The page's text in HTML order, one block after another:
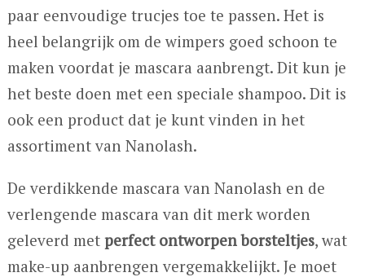
paar eenvoudige trucjes toe te passen. Het is
heel belangrijk om de wimpers goed schoon te
maken voordat je mascara aanbrengt. Dit kun je
het beste doen met een speciale shampoo. Dit is
ook een product dat je kunt vinden in het
assortiment van Nanolash.
De verdikkende mascara van Nanolash en de
verlengende mascara van dit merk worden
geleverd met perfect ontworpen borsteltjes, wat
make-up aanbrengen vergemakkelijkt. Je moet